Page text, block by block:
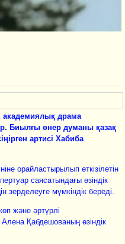
академиялық драма
Биылғы өнер думаны қазақ
артисі Хабиба
орайластырылып өткізілетін
саясатындағы өзіндік
зерделеуге мүмкіндік береді.
және әртүрлі
Қабдешованың өзіндік